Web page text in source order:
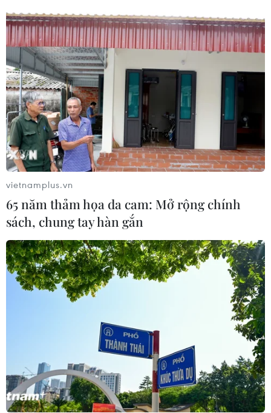
vietnamplus.vn
65 năm thảm họa da cam: Mở rộng chính
sách, chung tay hàn gắn